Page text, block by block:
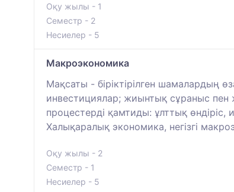
Оқу жылы - 1
Семестр - 2
Несиелер - 5
Макроэкономика
Мақсаты - біріктірілген шамалардың
инвестициялар; жиынтық сұраныс пен
процестерді қамтиды: ұлттық
Халықаралық экономика, негізгі
Оқу жылы - 2
Семестр - 1
Несиелер - 5